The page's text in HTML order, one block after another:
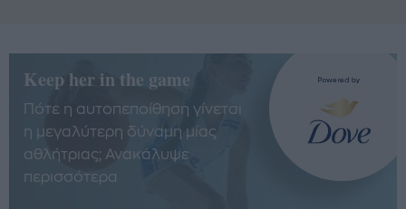
Keep her in the game
Πότε η αυτοπεποίθηση γίνεται
η μεγαλύτερη δύναμη μίας
αθλήτριας; Ανακάλυψε
περισσότερα